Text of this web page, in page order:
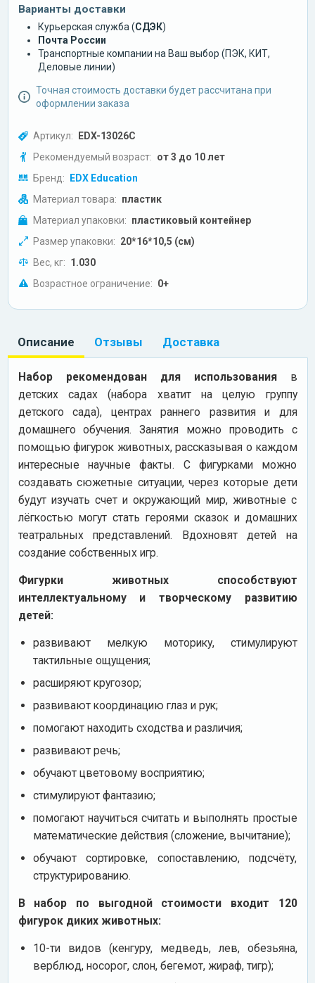
Варианты доставки
Курьерская служба (СДЭК)
Почта России
Транспортные компании на Ваш выбор (ПЭК, КИТ,
Деловые линии)
Точная стоимость доставки будет рассчитана при
оформлении заказа
Артикул: EDX-13026C
Рекомендуемый возраст: от 3 до 10 лет
Бренд: EDX Education
Материал товара: пластик
Материал упаковки: пластиковый контейнер
Размер упаковки: 20*16*10,5 (см)
Вес, кг: 1.030
Возрастное ограничение: 0+
Описание Отзывы Доставка
Набор рекомендован для использования в
детских садах (набора хватит на целую группу
детского сада), центрах раннего развития и для
домашнего обучения. Занятия можно проводить с
помощью фигурок животных, рассказывая о каждом
интересные научные факты. С фигурками можно
создавать сюжетные ситуации, через которые дети
будут изучать счет и окружающий мир, животные с
лёгкостью могут стать героями сказок и домашних
театральных представлений. Вдохновят детей на
создание собственных игр.
Фигурки животных способствуют
интеллектуальному и творческому развитию
детей:
развивают мелкую моторику, стимулируют
тактильные ощущения;
расширяют кругозор;
развивают координацию глаз и рук;
помогают находить сходства и различия;
развивают речь;
обучают цветовому восприятию;
стимулируют фантазию;
помогают научиться считать и выполнять простые
математические действия (сложение, вычитание);
обучают сортировке, сопоставлению, подсчёту,
структурированию.
В набор по выгодной стоимости входит 120
фигурок диких животных:
10-ти видов (кенгуру, медведь, лев, обезьяна,
верблюд, носорог, слон, бегемот, жираф, тигр);